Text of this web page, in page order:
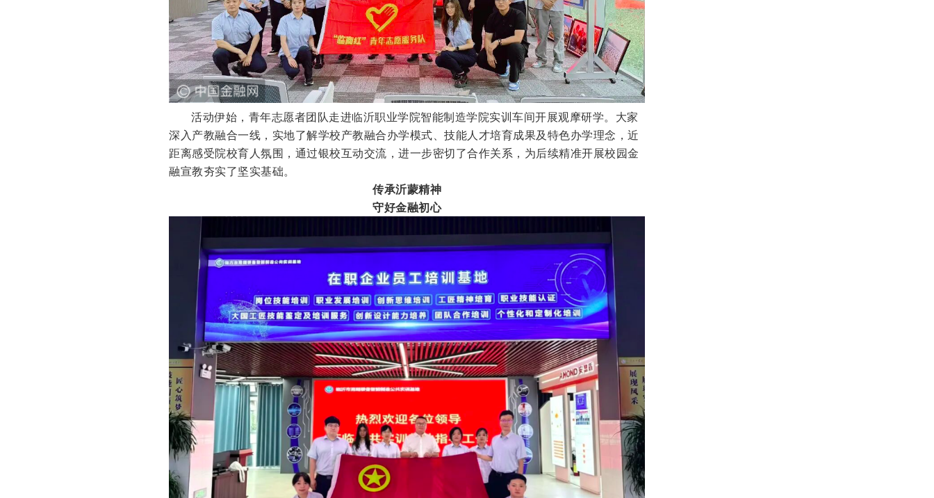
活动伊始，青年志愿者团队走进临沂职业学院智能制造学院实训车间开展观摩研学。大家
深入产教融合一线，实地了解学校产教融合办学模式、技能人才培育成果及特色办学理念，近
距离感受院校育人氛围，通过银校互动交流，进一步密切了合作关系，为后续精准开展校园金
融宣教夯实了坚实基础。
传承沂蒙精神
守好金融初心